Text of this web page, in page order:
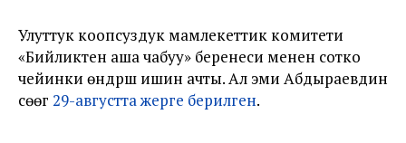
Улуттук коопсуздук мамлекеттик комитети
«Бийликтен аша чабуу» беренеси менен сотко
чейинки өндүрүш ишин ачты. Ал эми Абдыраевдин
сөөгү 29-августта жерге берилген.